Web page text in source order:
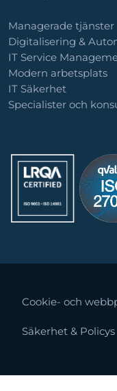
Managerade tjänster
Digitalisering &
IT Service
Modern arbetsplats
IT Säkerhet
Specialister och
Cookie- och
Säkerhet & Policys